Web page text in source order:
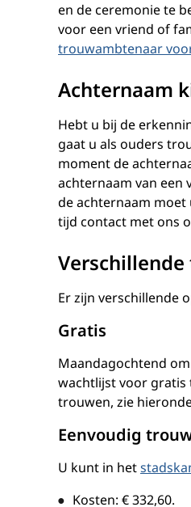
en de ceremonie te
voor een vriend of
trouwambtenaar
Achternaam
Hebt u bij de
gaat u als ouders
moment de
achternaam van een
de achternaam moet
tijd contact met ons
Er zijn verschillende
Gratis
Maandagochtend
wachtlijst voor gratis
trouwen, zie
Eenvoudig
U kunt in het
Kosten: € 332,60.